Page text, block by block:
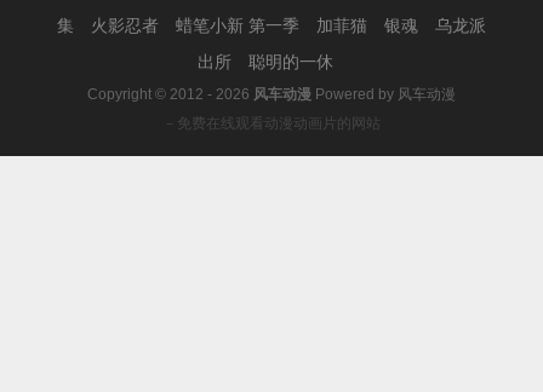
集
火影忍者 蜡笔小新 第一季 加菲猫 银魂
乌龙派
出所
聪明的一休
Copyright © 2012 - 2026 风车动漫 Powered by 风车动漫
－免费在线观看动漫动画片的网站